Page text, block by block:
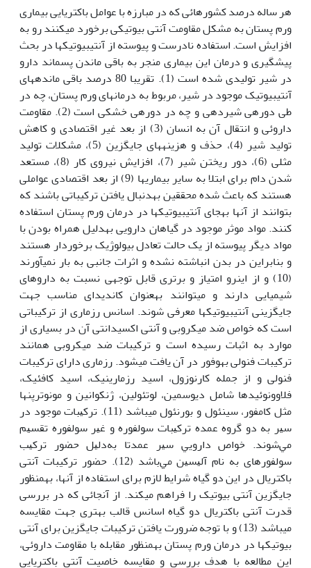
هر ساله درصد کشورهائی که در مبارزه با عوامل باکتریایی بیماری
ورم پستان به مشکل مقاومت آنتی بیوتیکی برخورد می‏کنند رو به
افزایش است. استفاده نادرست و پیوسته از آنتی‏بیوتیک‏ها در بحث
پیشگیری و درمان این بیماری منجر به باقی ماندن پسماند دارو
در شیر تولیدی شده است (1). تقریبا 80 درصد باقی مانده‏های
آنتی‏بیوتیک موجود در شیر، مربوط به درمان‏های ورم پستان، چه در
طی دور‏ه‏ی شیردهی و چه در دوره‏ی خشکی است (2). مقاومت
داروئی و انتقال آن به انسان (3) از بعد غیر اقتصادی و کاهش
تولید شیر (4)، حذف و هزینه‏های جایگزین (5)، مشکلات تولید
مثلی (6)، دور ریختن شیر (7)، افزایش نیروی کار (8)، مستعد
شدن دام برای ابتلا به سایر بیماری‏ها (9) از بعد اقتصادی عواملی
هستند که باعث شده محققین به‏دنبال یافتن ترکیباتی باشند که
بتوانند از آن‏ها به‏جای آنتی‏بیوتیک‏ها در درمان ورم پستان استفاده
کنند. مواد موثر موجود در گیاهان دارویی به‏دلیل همراه بودن با
مواد دیگر پیوسته از یک حالت تعادل بیولوژیک برخوردار هستند
و بنابراین در بدن انباشته نشده و اثرات جانبی به بار نمی‏آورند
(10) و از این‏رو امتیاز و برتری قابل توجهی نسبت به داروهای
شیمیایی دارند و می‏توانند به‏عنوان کاندیدای مناسب جهت
جایگزینی آنتی‏بیوتیک‏ها معرفی شوند. اسانس رزماری از ترکیباتی
است که خواص ضد میکروبی و آنتی اکسیدانتی آن در بسیاری از
موارد به اثبات رسیده است و ترکیبات ضد میکروبی همانند
ترکیبات فنولی به‏وفور در آن یافت می‏شود. رزماری دارای ترکیبات
فنولی و از جمله کارنوزول، اسید رزمارینیک، اسید کافئیک،
فلاوونوئیدها شامل دیوسمین، لوتئولین، ژنکوانین و مونوترپن‏ها
مثل کامفور، سینئول و بورنئول می‏باشد (11). ﺗﺮﻛﻴﺒﺎت ﻣﻮﺟﻮد در
ﺳﻴﺮ ﺑﻪ دو ﮔﺮوه ﻋﻤﺪه ﺗﺮﻛﻴﺒﺎت ﺳﻮﻟﻔﻮره و ﻏﻴﺮ ﺳﻮﻟﻔﻮره ﺗﻘﺴﻴﻢ
ﻣﻲ‏شوند. ﺧﻮاص داروﻳﻲ ﺳﻴﺮ ﻋﻤﺪتا ﺑﻪ‏دﻟﻴﻞ ﺣﻀﻮر ﺗﺮﻛﻴﺐ
ﺳﻮﻟﻔﻮرهای ﺑﻪ ﻧﺎم آﻟﻴﺴﻴﻦ ﻣﻲﺑﺎﺷﺪ (12). حضور ترکیبات آنتی
باکتریال در این دو گیاه شرایط لازم برای استفاده از آن‏ها، به‏منظور
جایگزین آنتی بیوتیک را فراهم می‏کند. از آنجائی که در بررسی
قدرت آنتی باکتریال دو گیاه اسانس قالب بهتری جهت مقایسه
می‏باشد (13) و با توجه ضرورت یافتن ترکیبات جایگزین برای آنتی
بیوتیک‏ها در درمان ورم پستان به‏منظور مقابله با مقاومت داروئی،
این مطالعه با هدف بررسی و مقایسه خاصیت آنتی باکتریایی